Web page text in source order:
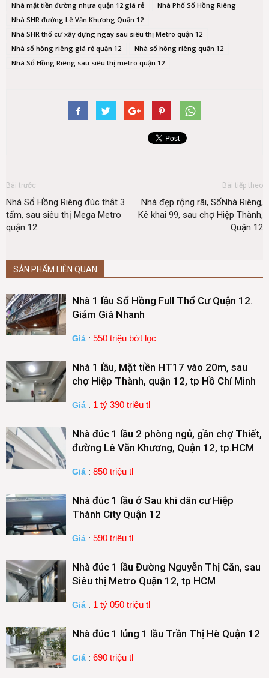
Nhà mặt tiền đường nhựa quận 12 giá rẻ
Nhà Phố Sổ Hồng Riêng
Nhà SHR đường Lê Văn Khương Quận 12
Nhà SHR thổ cư xây dựng ngay sau siêu thị Metro quận 12
Nhà sổ hồng riêng giá rẻ quận 12
Nhà sổ hồng riêng quận 12
Nhà Sổ Hồng Riêng sau siêu thị metro quận 12
Bài trước
Nhà Sổ Hồng Riêng đúc thật 3
tấm, sau siêu thị Mega Metro
quận 12
Bài tiếp theo
Nhà đẹp rộng rãi, SốNhà Riêng,
Kê khai 99, sau chợ Hiệp Thành,
Quận 12
SẢN PHẨM LIÊN QUAN
Nhà 1 lầu Sổ Hồng Full Thổ Cư Quận 12.
Giảm Giá Nhanh
Giá : 550 triệu bớt lọc
Nhà 1 lầu, Mặt tiền HT17 vào 20m, sau
chợ Hiệp Thành, quận 12, tp Hồ Chí Minh
Giá : 1 tỷ 390 triệu tl
Nhà đúc 1 lầu 2 phòng ngủ, gần chợ Thiết,
đường Lê Văn Khương, Quận 12, tp.HCM
Giá : 850 triệu tl
Nhà đúc 1 lầu ở Sau khi dân cư Hiệp
Thành City Quận 12
Giá : 590 triệu tl
Nhà đúc 1 lầu Đường Nguyễn Thị Căn, sau
Siêu thị Metro Quận 12, tp HCM
Giá : 1 tỷ 050 triệu tl
Nhà đúc 1 lủng 1 lầu Trần Thị Hè Quận 12
Giá : 690 triệu tl